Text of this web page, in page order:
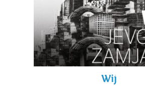
Wij